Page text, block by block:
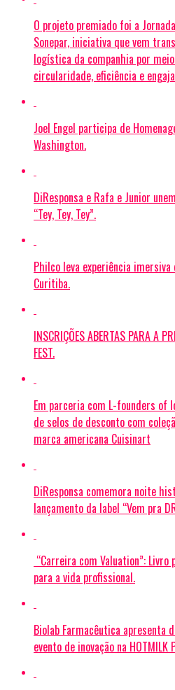
O projeto premiado foi a
Sonepar, iniciativa que vem
logística da companhia por
circularidade, eficiência e
Joel Engel participa de
Washington.
DiResponsa e Rafa e Junior
“Tey, Tey, Tey”.
Philco leva experiência
Curitiba.
INSCRIÇÕES ABERTAS PARA A
FEST.
Em parceria com L-founders of
de selos de desconto com
marca americana Cuisinart
DiResponsa comemora noite
lançamento da label “Vem pra
“Carreira com Valuation”:
para a vida profissional.
Biolab Farmacêutica apresenta
evento de inovação na HOTMILK